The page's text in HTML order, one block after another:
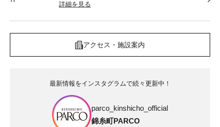
詳細を見る
アクセス・施設案内
最新情報をインスタグラムで続々更新中！
parco_kinshicho_official
錦糸町PARCO